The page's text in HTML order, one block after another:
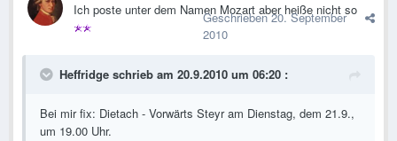
Ich poste unter dem Namen Mozart aber heiße nicht so
Geschrieben20. September
2010
Heffridge schrieb am 20.9.2010 um 06:20 :
Bei mir fix: Dietach - Vorwärts Steyr am Dienstag, dem 21.9.,
um 19.00 Uhr.